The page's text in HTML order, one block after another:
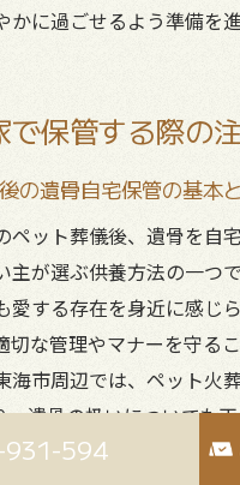
かに過ごせるよう準備を
で保管する際の
の遺骨自宅保管の基本
ペット葬儀後、遺骨を自
主が選ぶ供養方法の一つ
愛する存在を身近に感じ
切な管理やマナーを守るこ
海市周辺では、ペット火
、遺骨の扱いについても
。
594